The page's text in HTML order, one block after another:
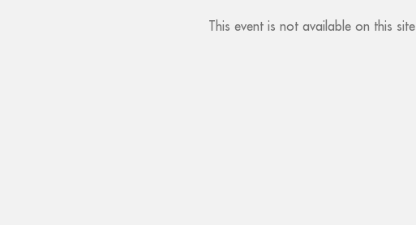
This event is not available on this site